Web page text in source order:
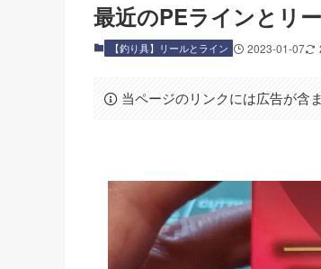
最近のPEラインとリ
【釣り具】リールとライン 2023-01-07
当ページのリンクには広告が含